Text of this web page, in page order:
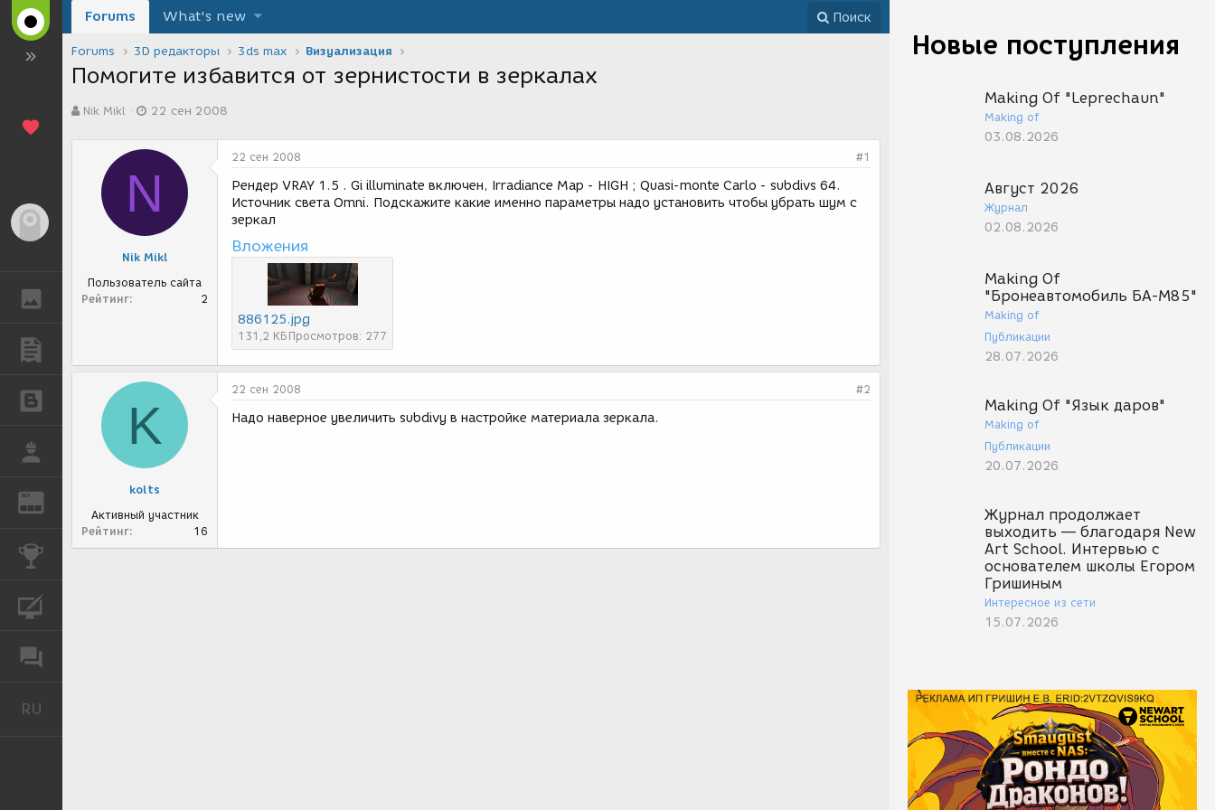
ГАЛЕРЕЯ
РАБОТА
REN
КОНКУРСЫ
RU
Новые поступления
Making Of "Leprechaun"
Making of
03.08.2026
Август 2026
Журнал
02.08.2026
Making Of
"Бронеавтомобиль БА-М85"
Making of
Публикации
28.07.2026
Making Of "Язык даров"
Making of
Публикации
20.07.2026
Журнал продолжает
выходить — благодаря New
Art School. Интервью с
основателем школы Егором
Гришиным
Интересное из сети
15.07.2026
Forums What's new Поиск
Forums 3D редакторы 3ds max Визуализация
Помогите избавится от зернистости в зеркалах
в
Nik Mikl
а
а
з
д
и
я
22 сен 2008
N
Nik Mikl
Пользователь сайта
Рейтинг
2
22 сен 2008 #1
Рендер VRAY 1.5 . Gi illuminate включен, Irradiance Map - HIGH ; Quasi-monte Carlo - subdivs 64.
Источник света Omni. Подскажите какие именно параметры надо установить чтобы убрать шум с
зеркал
Вложения
886125.jpg
131,2 КБ Просмотров: 277
K
kolts
Активный участник
Рейтинг
16
22 сен 2008 #2
Надо наверное увеличить subdivy в настройке материала зеркала.